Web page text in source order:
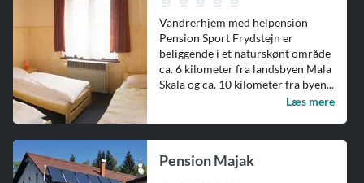
Vandrerhjem med helpension
Pension Sport Frydstejn er
beliggende i et naturskønt område
ca. 6 kilometer fra landsbyen Mala
Skala og ca. 10 kilometer fra byen...
Læs mere
Pension Majak